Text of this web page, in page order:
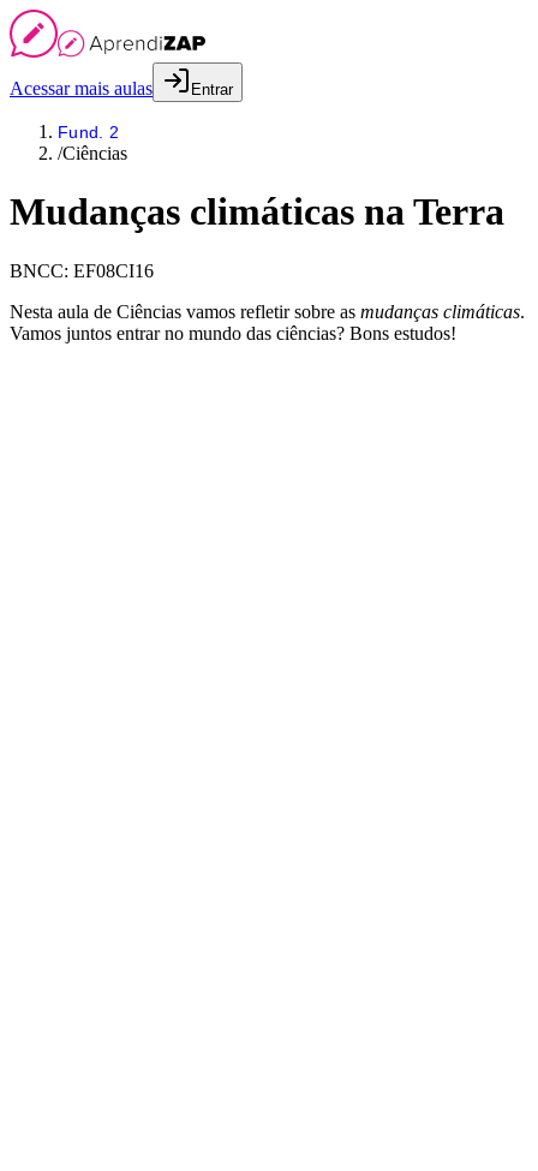
Acessar mais aulas Entrar
Fund. 2
/Ciências
Mudanças climáticas na Terra
BNCC: EF08CI16
Nesta aula de Ciências vamos refletir sobre as mudanças climáticas.
Vamos juntos entrar no mundo das ciências? Bons estudos!